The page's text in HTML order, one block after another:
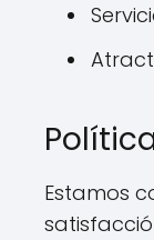
Estamos